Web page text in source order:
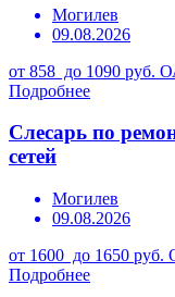
Могилев
09.08.2026
от 858 до 1090 руб.
Подробнее
Слесарь по
сетей
Могилев
09.08.2026
от 1600 до 1650 руб.
Подробнее